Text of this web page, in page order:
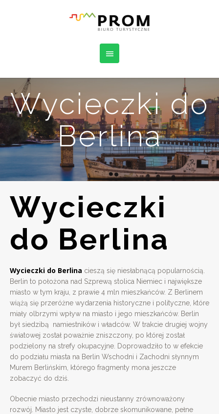
Wycieczki do
Berlina
Wycieczki
do Berlina
Wycieczki do Berlina cieszą się niesłabnącą popularnością.
Berlin to położona nad Szprewą stolica Niemiec i największe
miasto w tym kraju, z prawie 4 mln mieszkańców. Z Berlinem
wiążą się przeróżne wydarzenia historyczne i polityczne, które
miały olbrzymi wpływ na miasto i jego mieszkańców. Berlin
był siedzibą namiestników i władców. W trakcie drugiej wojny
światowej został poważnie zniszczony, po której został
podzielony na strefy okupacyjne. Doprowadziło to w efekcie
do podziału miasta na Berlin Wschodni i Zachodni słynnym
Murem Berlińskim, którego fragmenty mona jeszcze
zobaczyć do dziś.
Obecnie miasto przechodzi nieustanny zrównoważony
rozwój. Miasto jest czyste, dobrze skomunikowane, pełne